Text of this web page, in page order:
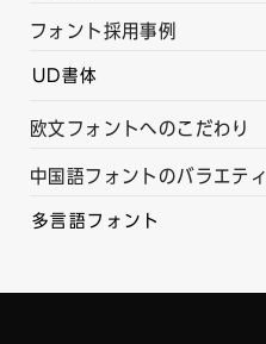
フォント採用事例
UD書体
欧文フォントへのこだわり
中国語フォントのバラエティ
多言語フォント